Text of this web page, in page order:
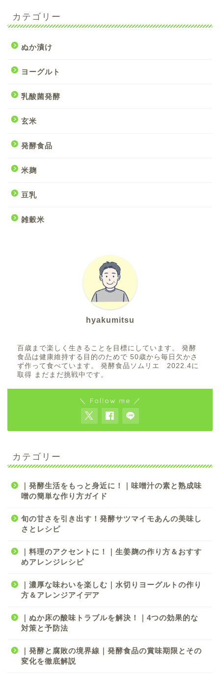
カテゴリー
ぬか漬け
ヨーグルト
乳酸菌発酵
玄米
発酵食品
米麹
豆乳
雑穀米
hyakumitsu
百歳まで楽しく生きることを目標にしています。 発酵
食品は健康維持する目的のためで 50歳から毎日欠かさ
ず作って食べています。 発酵食品ソムリエ 2022.4に
取得 まだまだ挑戦中です。
＼ Follow me ／
カテゴリー
｜発酵生活をもっと身近に！｜味噌汁の素と熟成味
噌の簡単な作り方ガイド
旬の甘さを引き出す！発酵サツマイモあんの美味し
さとレシピ
｜料理のアクセントに！｜生姜麹の作り方＆おすす
めアレンジレシピ
｜濃厚な味わいを楽しむ｜水切りヨーグルトの作り
方＆アレンジアイデア
｜ぬか床の酸味トラブルを解決！｜4つの効果的な
対策と予防法
｜発酵と腐敗の境界線｜発酵食品の賞味期限とその
変化を徹底解説